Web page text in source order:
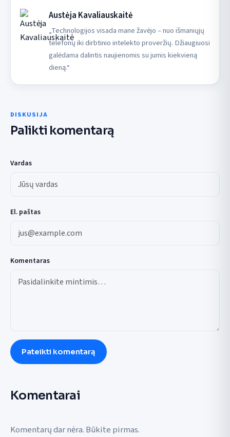
Austėja Kavaliauskaitė
„Technologijos visada mane žavėjo – nuo išmaniųjų
telefonų iki dirbtinio intelekto proveržių. Džiaugiuosi
galėdama dalintis naujienomis su jumis kiekvieną
dieną.“
DISKUSIJA
Palikti komentarą
Vardas
El. paštas
Komentaras
Pateikti komentarą
Komentarai
Komentarų dar nėra. Būkite pirmas.